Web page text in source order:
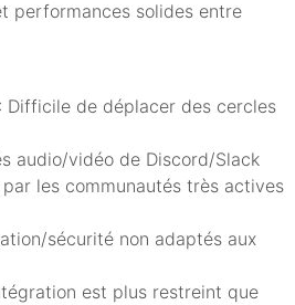
performances solides entre
Difficile de déplacer des cercles
audio/vidéo de Discord/Slack
les communautés très actives
sécurité non adaptés aux
est plus restreint que